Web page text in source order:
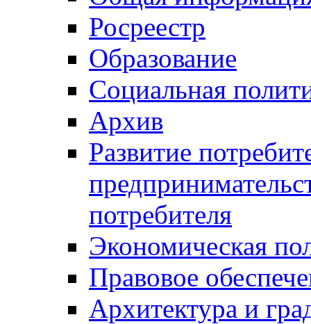
Росреестр
Образование
Социальная
Архив
Развитие
потребителя
Экономическая
Правовое
Архитектура и